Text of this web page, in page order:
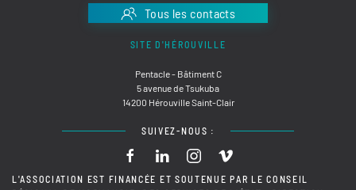
Tous les contacts
SITE D'HÉROUVILLE
Pentacle - Bâtiment C
5 avenue de Tsukuba
14200 Hérouville Saint-Clair
SUIVEZ-NOUS :
L'ASSOCIATION EST FINANCÉE ET SOUTENUE PAR LE CONSEIL